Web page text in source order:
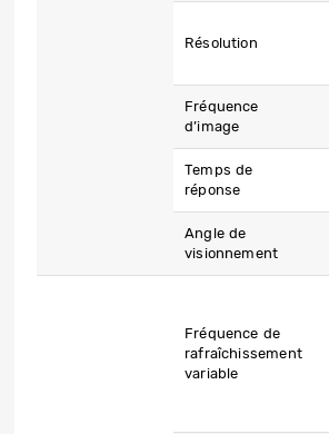
Résolution
Fréquence
d’image
Temps de
réponse
Angle de
visionnement
Fréquence de
rafraîchissement
variable